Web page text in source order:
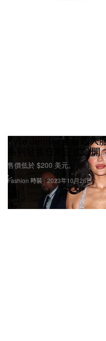
Fashion 時裝
Kylie Jenner 全新個
系列發售日期正式公開
售價低於 $200 美元。
2023年10月26日